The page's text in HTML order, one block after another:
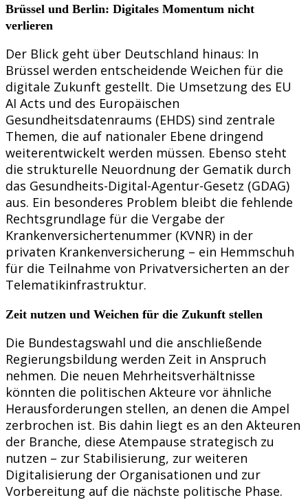
Brüssel und Berlin: Digitales Momentum nicht
verlieren
Der Blick geht über Deutschland hinaus: In
Brüssel werden entscheidende Weichen für die
digitale Zukunft gestellt. Die Umsetzung des EU
AI Acts und des Europäischen
Gesundheitsdatenraums (EHDS) sind zentrale
Themen, die auf nationaler Ebene dringend
weiterentwickelt werden müssen. Ebenso steht
die strukturelle Neuordnung der Gematik durch
das Gesundheits-Digital-Agentur-Gesetz (GDAG)
aus. Ein besonderes Problem bleibt die fehlende
Rechtsgrundlage für die Vergabe der
Krankenversichertenummer (KVNR) in der
privaten Krankenversicherung – ein Hemmschuh
für die Teilnahme von Privatversicherten an der
Telematikinfrastruktur.
Zeit nutzen und Weichen für die Zukunft stellen
Die Bundestagswahl und die anschließende
Regierungsbildung werden Zeit in Anspruch
nehmen. Die neuen Mehrheitsverhältnisse
könnten die politischen Akteure vor ähnliche
Herausforderungen stellen, an denen die Ampel
zerbrochen ist. Bis dahin liegt es an den Akteuren
der Branche, diese Atempause strategisch zu
nutzen – zur Stabilisierung, zur weiteren
Digitalisierung der Organisationen und zur
Vorbereitung auf die nächste politische Phase.